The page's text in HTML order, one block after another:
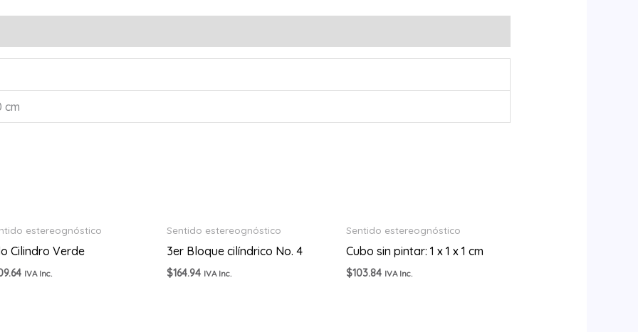
cm
estereognóstico
Cilindro Verde
IVA Inc.
Sentido estereognóstico
3er Bloque cilíndrico No. 4
$164.94 IVA Inc.
Sentido estereognóstico
Cubo sin pintar: 1 x 1 x 1 cm
$103.84 IVA Inc.